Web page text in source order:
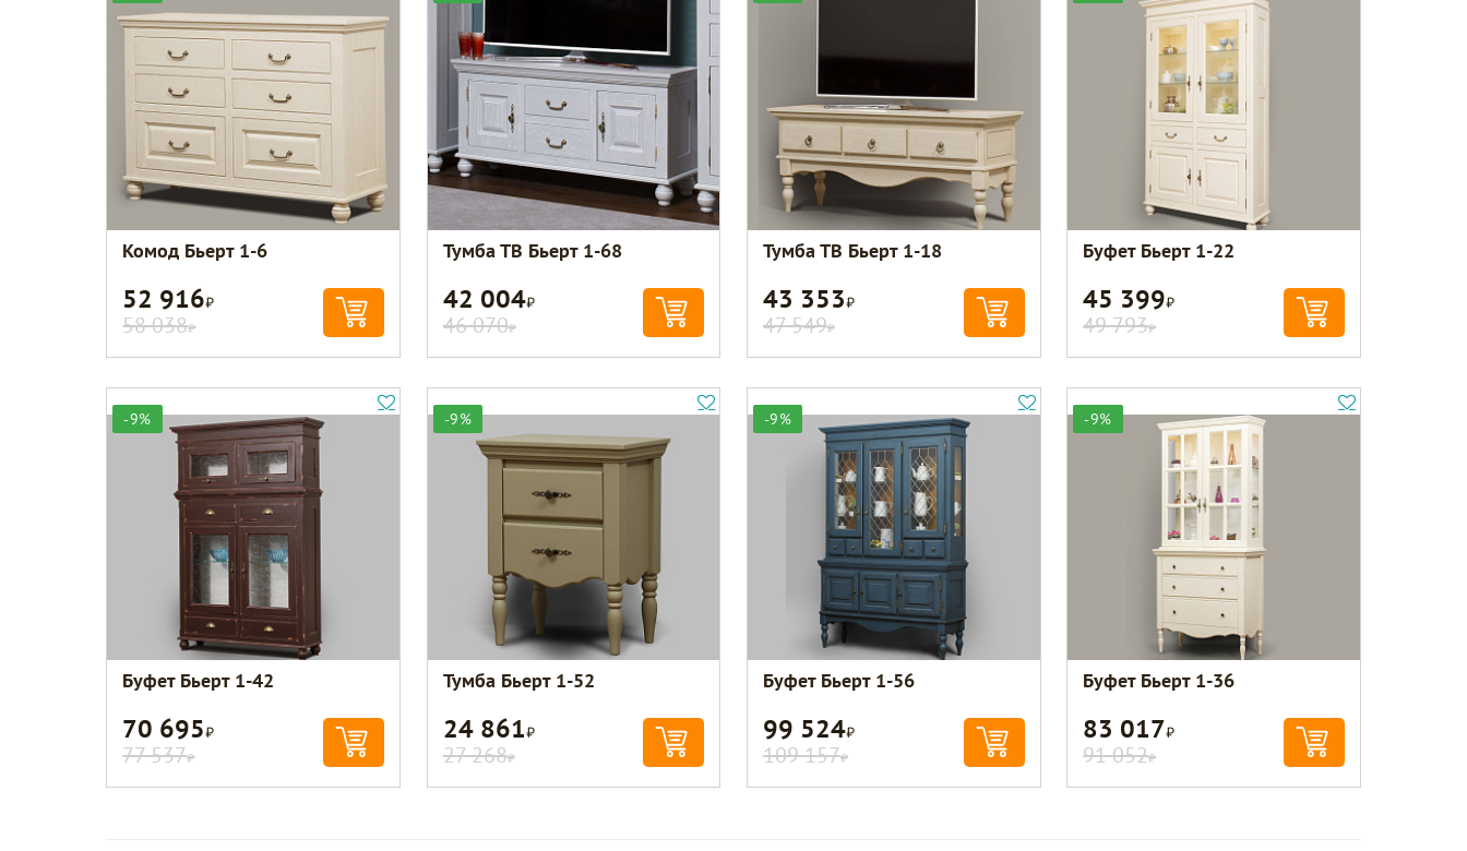
Комод Бьерт 1-6
52 916Р
58 038Р
Тумба ТВ Бьерт 1-68
42 004Р
46 070Р
Тумба ТВ Бьерт 1-18
43 353Р
47 549Р
Буфет Бьерт 1-22
45 399Р
49 793Р
-9%
Буфет Бьерт 1-42
70 695Р
77 537Р
-9%
Тумба Бьерт 1-52
24 861Р
27 268Р
-9%
Буфет Бьерт 1-56
99 524Р
109 157Р
-9%
Буфет Бьерт 1-36
83 017Р
91 052Р